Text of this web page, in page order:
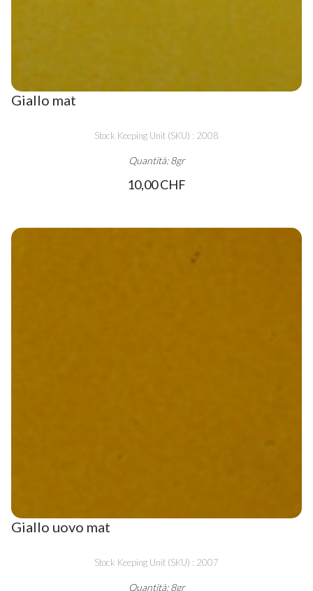
Giallo mat
Stock Keeping Unit (SKU) : 2008
Quantità: 8gr
10,00 CHF
Giallo uovo mat
Stock Keeping Unit (SKU) : 2007
Quantità: 8gr